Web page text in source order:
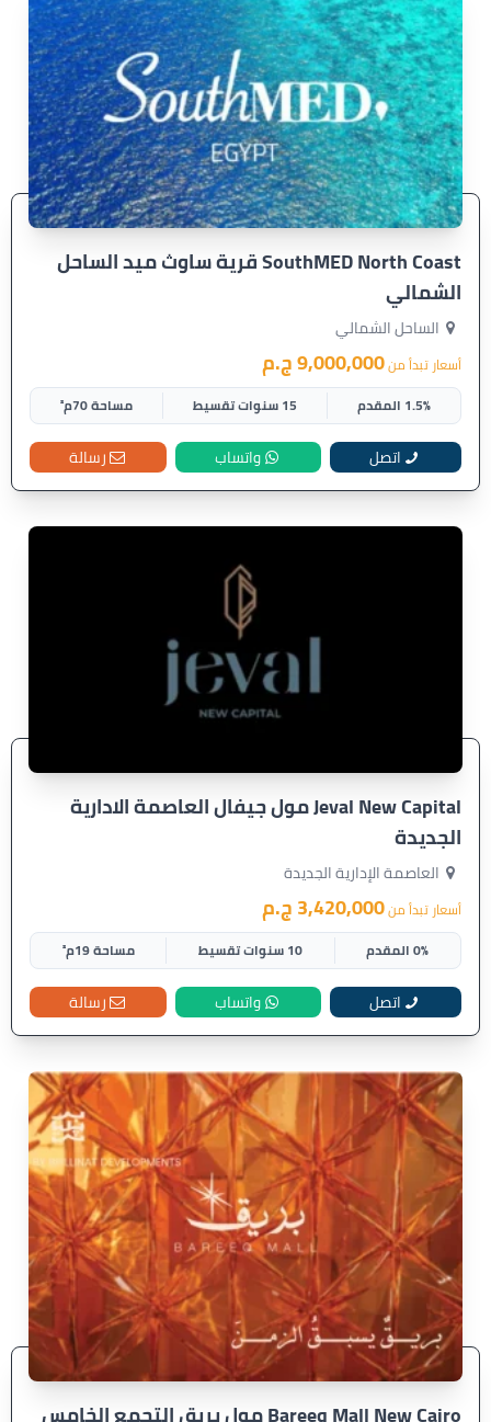
SouthMED North Coast قرية ساوث ميد الساحل
الشمالي
الساحل الشمالي
أسعار تبدأ من9,000,000 ج.م
1.5% المقدم 15 سنوات تقسيط مساحة 70م²
اتصل واتساب رسالة
Jeval New Capital مول جيفال العاصمة الادارية
الجديدة
العاصمة الإدارية الجديدة
أسعار تبدأ من3,420,000 ج.م
0% المقدم 10 سنوات تقسيط مساحة 19م²
اتصل واتساب رسالة
Bareeq Mall New Cairo مول بريق التجمع الخامس